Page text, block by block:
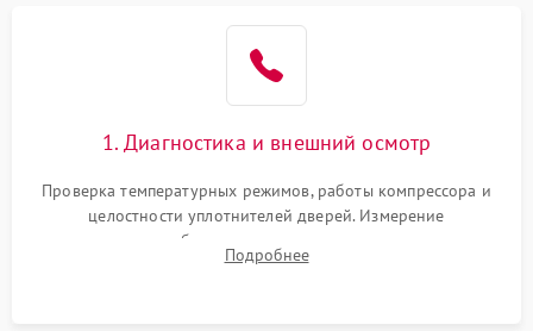
1. Диагностика и внешний осмотр
Проверка температурных режимов, работы компрессора и
целостности уплотнителей дверей. Измерение
сопротивления обмоток мотора, проверка термостата и
считывание кодов ошибок с электронного дисплея.
Подробнее